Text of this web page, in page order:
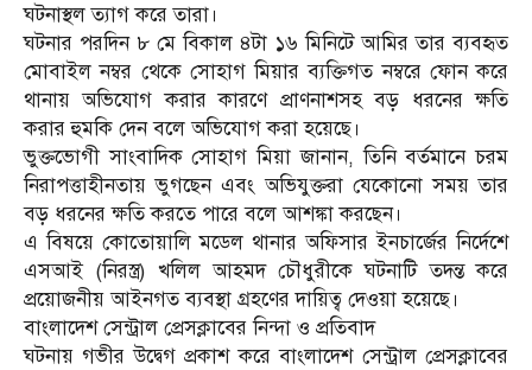
ঘটনাস্থল ত্যাগ করে তারা।
ঘটনার পরদিন ৮ মে বিকাল ৪টা ১৬ মিনিটে আমির তার ব্যবহৃত
মোবাইল নম্বর থেকে সোহাগ মিয়ার ব্যক্তিগত নম্বরে ফোন করে
থানায় অভিযোগ করার কারণে প্রাণনাশসহ বড় ধরনের ক্ষতি
করার হুমকি দেন বলে অভিযোগ করা হয়েছে।
ভুক্তভোগী সাংবাদিক সোহাগ মিয়া জানান, তিনি বর্তমানে চরম
নিরাপত্তাহীনতায় ভুগছেন এবং অভিযুক্তরা যেকোনো সময় তার
বড় ধরনের ক্ষতি করতে পারে বলে আশঙ্কা করছেন।
এ বিষয়ে কোতোয়ালি মডেল থানার অফিসার ইনচার্জের নির্দেশে
এসআই (নিরস্ত্র) খলিল আহমদ চৌধুরীকে ঘটনাটি তদন্ত করে
প্রয়োজনীয় আইনগত ব্যবস্থা গ্রহণের দায়িত্ব দেওয়া হয়েছে।
বাংলাদেশ সেন্ট্রাল প্রেসক্লাবের নিন্দা ও প্রতিবাদ
ঘটনায় গভীর উদ্বেগ প্রকাশ করে বাংলাদেশ সেন্ট্রাল প্রেসক্লাবের